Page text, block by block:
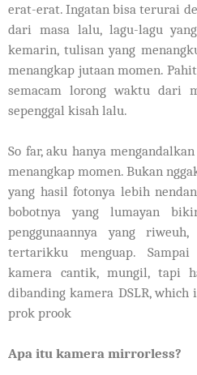
erat-erat. Ingatan bisa terurai
dari masa lalu, lagu-lagu
kemarin, tulisan yang
menangkap jutaan momen.
semacam lorong waktu dari
sepenggal kisah lalu.
So far, aku hanya
menangkap momen. Bukan
yang hasil fotonya lebih
bobotnya yang lumayan
penggunaannya yang
tertarikku menguap.
kamera cantik, mungil, tapi
dibanding kamera DSLR,
prok prook
Apa itu kamera mirrorless?